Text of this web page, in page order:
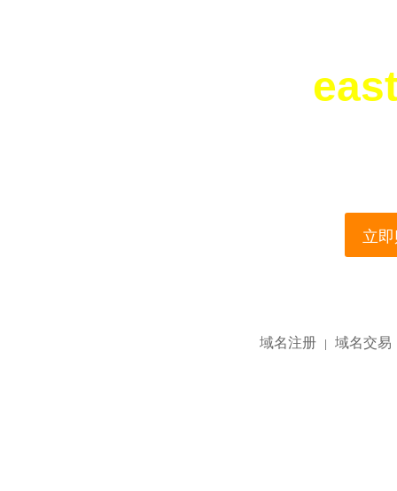
立
域名注册 | 域名交易